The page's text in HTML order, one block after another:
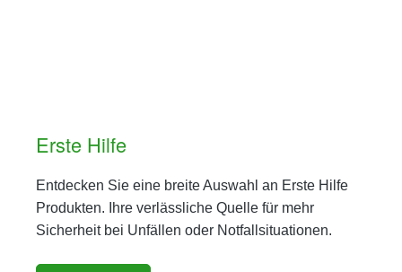
Erste Hilfe
Entdecken Sie eine breite Auswahl an Erste Hilfe
Produkten. Ihre verlässliche Quelle für mehr
Sicherheit bei Unfällen oder Notfallsituationen.